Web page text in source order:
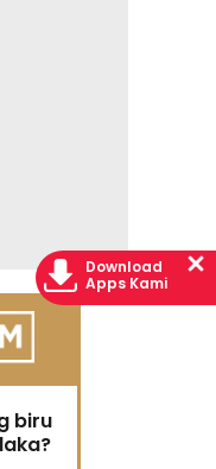
biru
Download
Apps Kami